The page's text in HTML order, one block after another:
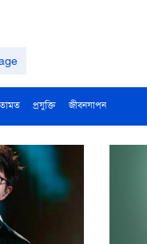
প্রযুক্তি জীবনযাপন